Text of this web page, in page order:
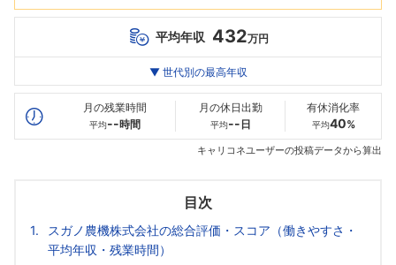
平均年収 432万円
最高年収
20代
--万
30代
432万
--万
▼ 世代別の最高年収
月の残業時間
平均--時間
月の休日出勤
平均-- 日
有休消化率
平均40%
キャリコネユーザーの投稿データから算出
目次
スガノ農機株式会社の総合評価・スコア（働きやすさ・
平均年収・残業時間）